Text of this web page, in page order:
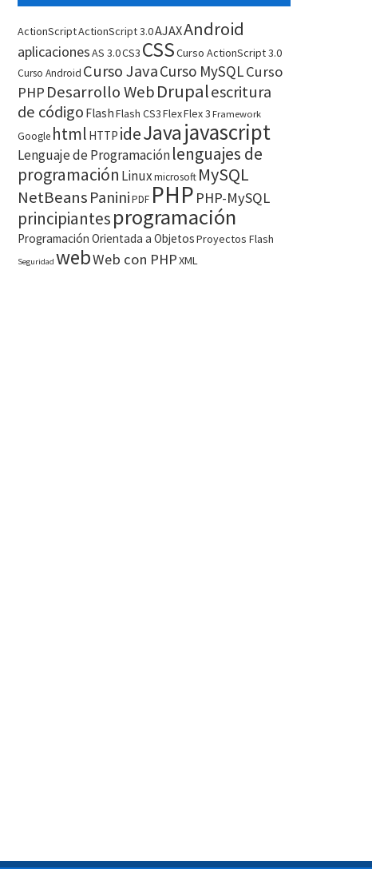
ActionScriptActionScript 3.0AJAXAndroid
aplicacionesAS 3.0CS3 CSSCurso ActionScript 3.0
Curso Android Curso JavaCurso MySQLCurso
PHP Desarrollo WebDrupalescritura
de código FlashFlash CS3FlexFlex 3 Framework
Google html HTTP ideJavajavascript
Lenguaje de Programaciónlenguajes de
programación Linuxmicrosoft MySQL
NetBeans PaniniPDF PHP PHP-MySQL
principiantesprogramación
Programación Orientada a ObjetosProyectos Flash
Seguridad webWeb con PHPXML